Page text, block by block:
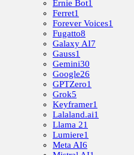
Ernie Bot1
Ferret1
Forever Voices1
Fugatto8
Galaxy AI7
Gauss1
Gemini30
Google26
GPTZero1
Grok5
Keyframer1
Lalaland.ai1
Llama 21
Lumiere1
Meta AI6